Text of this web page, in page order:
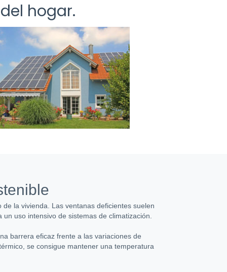
hogar.
la vivienda. Las ventanas deficientes suelen
uso intensivo de sistemas de climatización.
barrera eficaz frente a las variaciones de
se consigue mantener una temperatura